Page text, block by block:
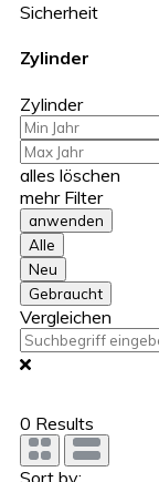
Sicherheit
Zylinder
Zylinder
alles löschen
mehr Filter
anwenden
Alle
Neu
Gebraucht
Vergleichen
0 Results
Sort by: